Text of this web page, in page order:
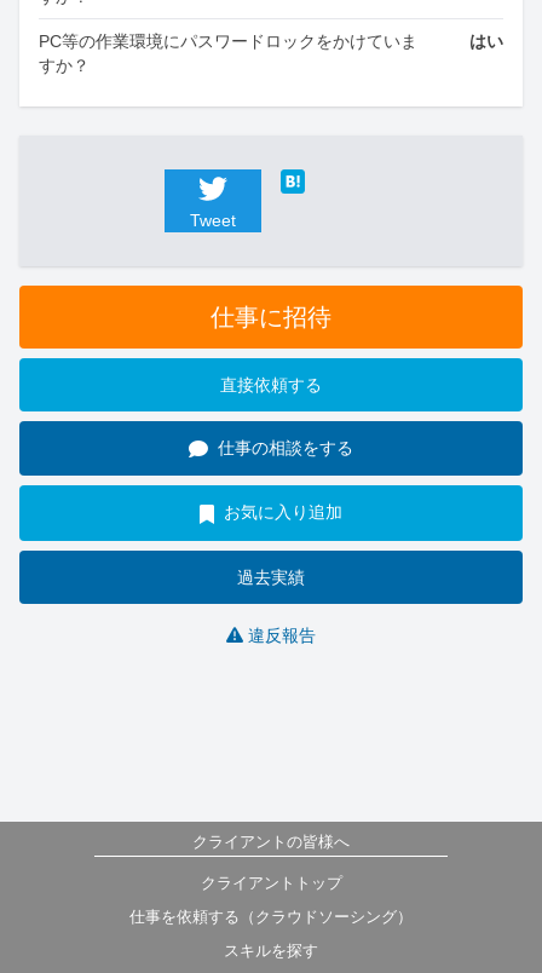
PC等の作業環境にパスワードロックをかけていま
すか？
はい
Tweet
仕事に招待
直接依頼する
仕事の相談をする
お気に入り追加
過去実績
違反報告
クライアントの皆様へ
クライアントトップ
仕事を依頼する（クラウドソーシング）
スキルを探す